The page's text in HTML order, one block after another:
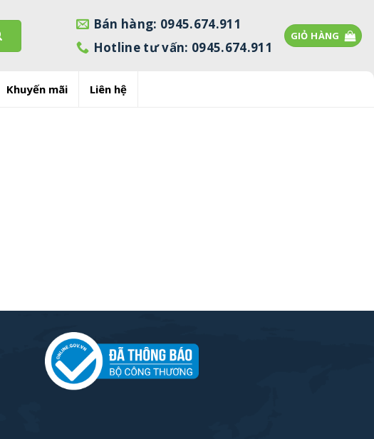
Bán hàng: 0945.674.911
Hotline tư vấn: 0945.674.911
GIỎ HÀNG
Khuyến mãi Liên hệ